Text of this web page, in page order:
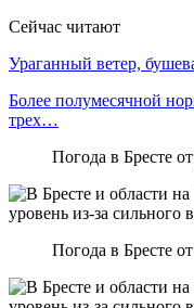
Сейчас читают
Ураганный ветер,
Более полумесячной
трех…
Погода в Бресте
Погода в Бресте